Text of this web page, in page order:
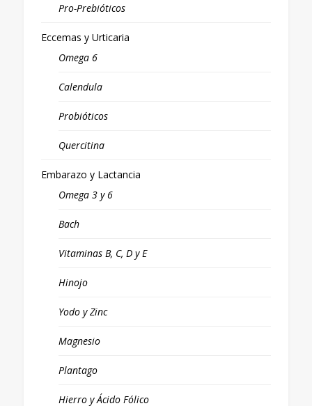
Pro-Prebióticos
Eccemas y Urticaria
Omega 6
Calendula
Probióticos
Quercitina
Embarazo y Lactancia
Omega 3 y 6
Bach
Vitaminas B, C, D y E
Hinojo
Yodo y Zinc
Magnesio
Plantago
Hierro y Ácido Fólico